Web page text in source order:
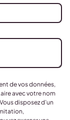
de vos données,
avec votre nom
disposez d’un